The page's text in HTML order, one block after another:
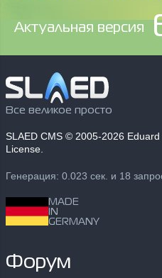
Aктуальная версия
Все великое просто
SLAED CMS © 2005-2026
License.
Генерация: 0.023 сек. и 18
MADE
IN
GERMANY
Форум